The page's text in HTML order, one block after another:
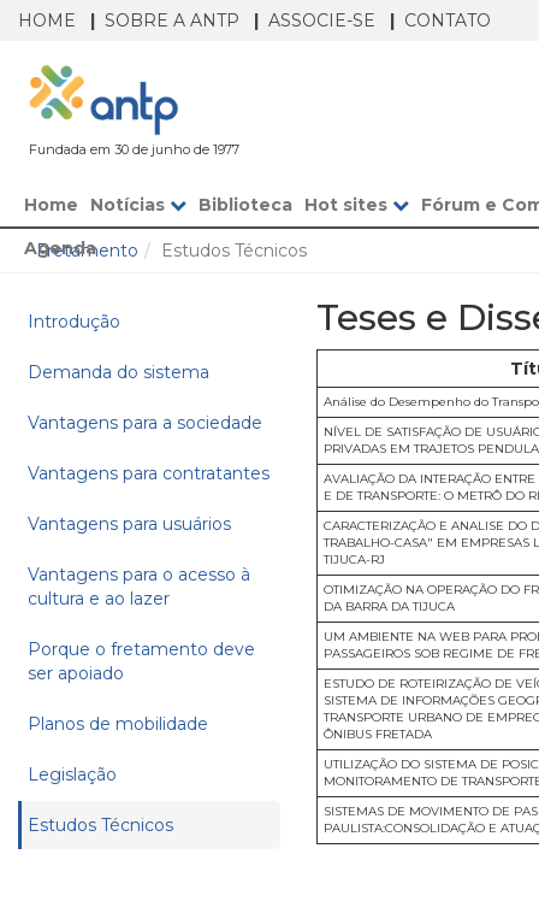
HOME SOBRE A ANTP ASSOCIE-SE CONTATO
Fundada em 30 de junho de 1977
Home Notícias Biblioteca Hot sites
Fórum e
Agenda
Fretamento Estudos Técnicos
Introdução
Demanda do sistema
Vantagens para a sociedade
Vantagens para contratantes
Vantagens para usuários
Vantagens para o acesso à
cultura e ao lazer
Porque o fretamento deve
ser apoiado
Planos de mobilidade
Legislação
Estudos Técnicos
Teses e
Análise do Desempenho do
NÍVEL DE SATISFAÇÃO DE
PRIVADAS EM TRAJETOS
AVALIAÇÃO DA INTERAÇÃO
E DE TRANSPORTE: O METRÔ DO
CARACTERIZAÇÃO E ANALISE DO
TRABALHO-CASA" EM EMPRESAS
TIJUCA-RJ
OTIMIZAÇÃO NA OPERAÇÃO DO
DA BARRA DA TIJUCA
UM AMBIENTE NA WEB PARA
PASSAGEIROS SOB REGIME DE
ESTUDO DE ROTEIRIZAÇÃO DE
SISTEMA DE INFORMAÇÕES
TRANSPORTE URBANO DE
ÔNIBUS FRETADA
UTILIZAÇÃO DO SISTEMA DE
MONITORAMENTO DE
SISTEMAS DE MOVIMENTO DE
PAULISTA:CONSOLIDAÇÃO E